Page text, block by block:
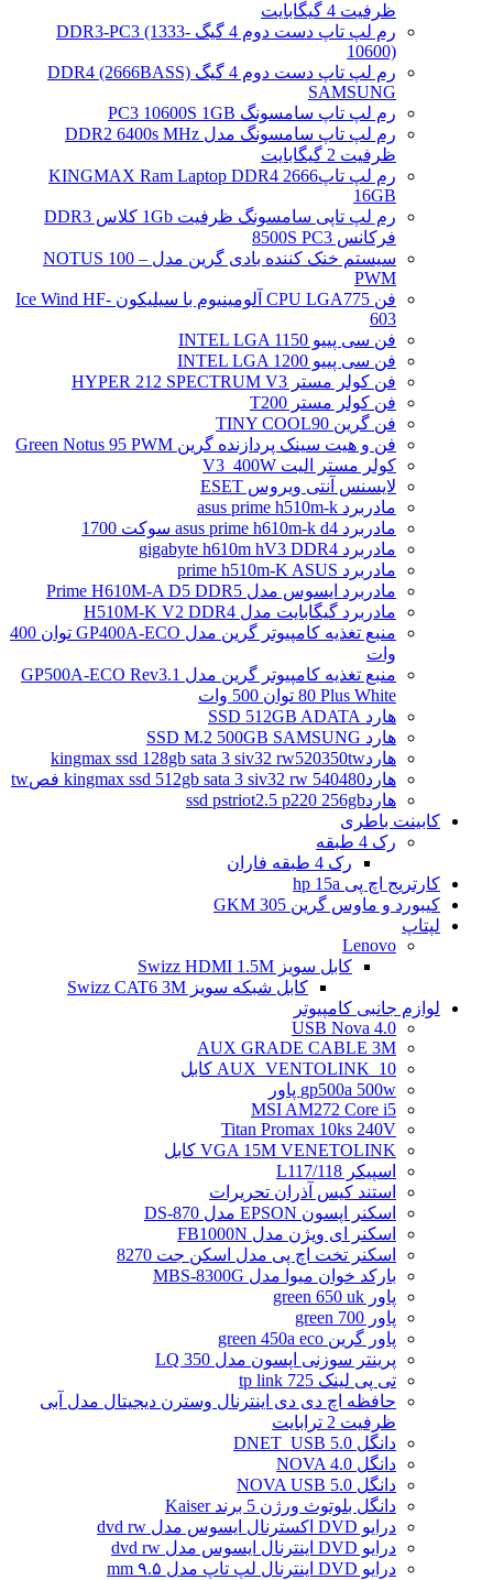
ظرفیت 4 گیگابایت
رم لپ تاپ دست دوم 4 گیگ DDR3-PC3 (1333-
10600)
رم لپ تاپ دست دوم 4 گیگ DDR4 (2666BASS)
SAMSUNG
رم لپ تاپ سامسونگ PC3 10600S 1GB
رم لپ تاپ سامسونگ مدل DDR2 6400s MHz
ظرفیت 2 گیگابایت
رم لپ تاپ2666 KINGMAX Ram Laptop DDR4
16GB
رم لپ تاپی سامسونگ ظرفیت 1Gb کلاس DDR3
فرکانس 8500S PC3
سیستم خنک کننده بادی گرین مدل NOTUS 100 –
PWM
فن CPU LGA775 آلومینیوم با سیلیکون Ice Wind HF-
603
فن سی پییو INTEL LGA 1150
فن سی پییو INTEL LGA 1200
فن کولر مستر HYPER 212 SPECTRUM V3
فن کولر مستر T200
فن گرین TINY COOL90
فن و هیت سینک پردازنده گرین Green Notus 95 PWM
کولر مستر الیت V3_400W
لایسنس آنتی ویروس ESET
مادربرد asus prime h510m-k
مادربرد asus prime h610m-k d4 سوکت 1700
مادربرد gigabyte h610m hV3 DDR4
مادربرد prime h510m-K ASUS
مادربرد ایسوس مدل Prime H610M-A D5 DDR5
مادربرد گیگابایت مدل H510M-K V2 DDR4
منبع تغذیه کامپیوتر گرین مدل GP400A-ECO توان 400
وات
منبع تغذیه کامپیوتر گرین مدل GP500A-ECO Rev3.1
80 Plus White توان 500 وات
هارد SSD 512GB ADATA
هارد SSD M.2 500GB SAMSUNG
هاردkingmax ssd 128gb sata 3 siv32 rw520350tw
هاردkingmax ssd 512gb sata 3 siv32 rw 540480 فصtw
هاردssd pstriot2.5 p220 256gb
کابینت باطری
رک 4 طبقه
رک 4 طبقه فاران
کارتریج اچ پی hp 15a
کیبورد و ماوس گرین GKM 305
لپتاپ
Lenovo
کابل سویز Swizz HDMI 1.5M
کابل شبکه سویز Swizz CAT6 3M
لوازم جانبی کامپیوتر
4.0 USB Nova
AUX GRADE CABLE 3M
AUX_VENTOLINK_10 کابل
gp500a 500w پاور
MSI AM272 Core i5
Titan Promax 10ks 240V
VGA 15M VENETOLINK کابل
اسپیکر L117/118
استند کیس آذران تحریرات
اسکنر اپسون EPSON مدل DS-870
اسکنر ای ویژن مدل FB1000N
اسکنر تخت اچ پی مدل اسکن جت 8270
بارکد خوان میوا مدل MBS-8300G
پاور green 650 uk
پاور green 700
پاور گرین green 450a eco
پرینتر سوزنی اپسون مدل LQ 350
تی پی لینک tp link 725
حافظه اچ دی دی اینترنال وسترن دیجیتال مدل آبی
ظرفیت 2 ترابایت
دانگل DNET_USB 5.0
دانگل NOVA 4.0
دانگل NOVA USB 5.0
دانگل بلوتوث ورژن 5 برند Kaiser
درایو DVD اکسترنال ایسوس مدل dvd rw
درایو DVD اینترنال ایسوس مدل dvd rw
درایو DVD اینترنال لپ تاپ مدل ۹.۵ mm